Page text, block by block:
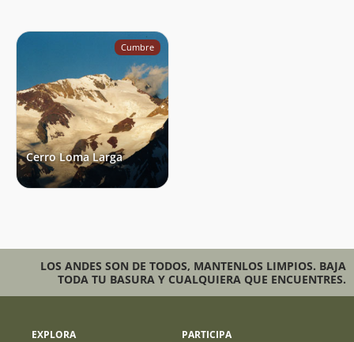
Cumbre
Cerro Loma Larga
LOS ANDES SON DE TODOS, MANTENLOS LIMPIOS. BAJA
TODA TU BASURA Y CUALQUIERA QUE ENCUENTRES.
EXPLORA PARTICIPA